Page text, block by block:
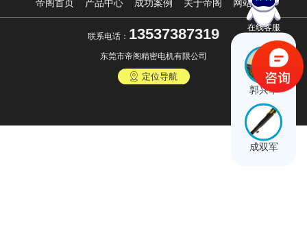
帝阁首页 产品中心 成功案例 关于帝阁 网站地图
联系电话： 13537387319
东莞市帝阁精密电机有限公司
定位导航
在线客服
郭兴华
成双军